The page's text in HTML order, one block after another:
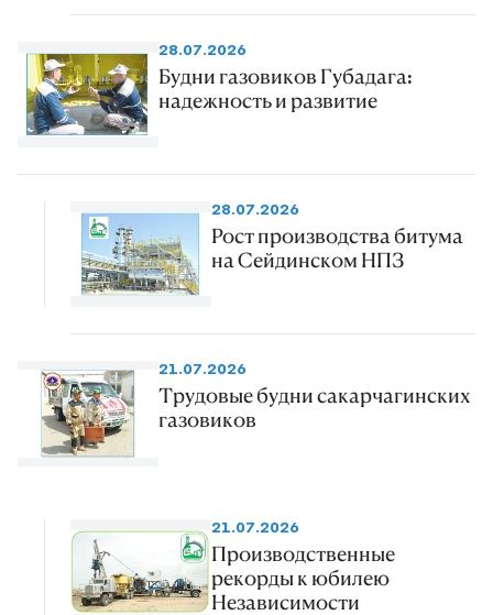
28.07.2026
Будни газовиков Губадага:
надежность и развитие
28.07.2026
Рост производства битума
на Сейдинском НПЗ
21.07.2026
Трудовые будни сакарчагинских
газовиков
21.07.2026
Производственные
рекорды к юбилею
Независимости